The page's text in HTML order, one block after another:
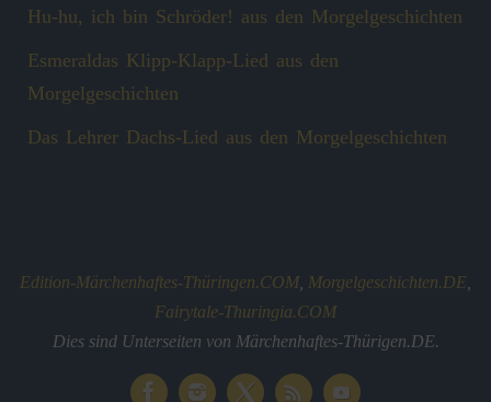
Hu-hu, ich bin Schröder! aus den Morgelgeschichten
Esmeraldas Klipp‑Klapp‑Lied aus den
Morgelgeschichten
Das Lehrer Dachs-Lied aus den Morgelgeschichten
Edition-Märchenhaftes-Thüringen.COM, Morgelgeschichten.DE,
Fairytale-Thuringia.COM
Dies sind Unterseiten von Märchenhaftes-Thürigen.DE.